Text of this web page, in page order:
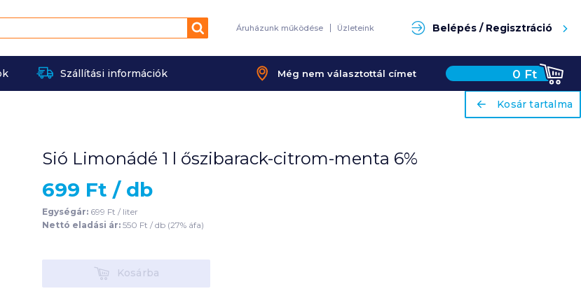
Keresés Áruházunk működése Üzleteink Belépés / Regisztráció
Szállítási információk Még nem választottál címet 0 Ft
ariaLabel
Kosár tartalma
Sió Limonádé 1 l őszibarack-citrom-menta 6%
699 Ft / db
Egységár: 699 Ft / liter
Nettó eladási ár: 550 Ft / db (27% áfa)
KosárbaKosárba